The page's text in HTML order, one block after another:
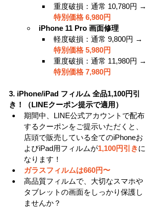
重度破損：通常 10,780円 →
特別価格 6,980円
iPhone 11 Pro 画面修理
軽度破損：通常 9,800円 →
特別価格 5,980円
重度破損：通常 11,980円 →
特別価格 7,980円
3. iPhone/iPad フィルム 全品1,100円引
き！（LINEクーポン提示で適用）
期間中、LINE公式アカウントで配布
するクーポンをご提示いただくと、
店頭で販売している全てのiPhoneお
よびiPad用フィルムが1,100円引きに
なります！
ガラスフィルムは660円〜
高品質フィルムで、大切なスマホや
タブレットの画面をしっかり保護し
ませんか？